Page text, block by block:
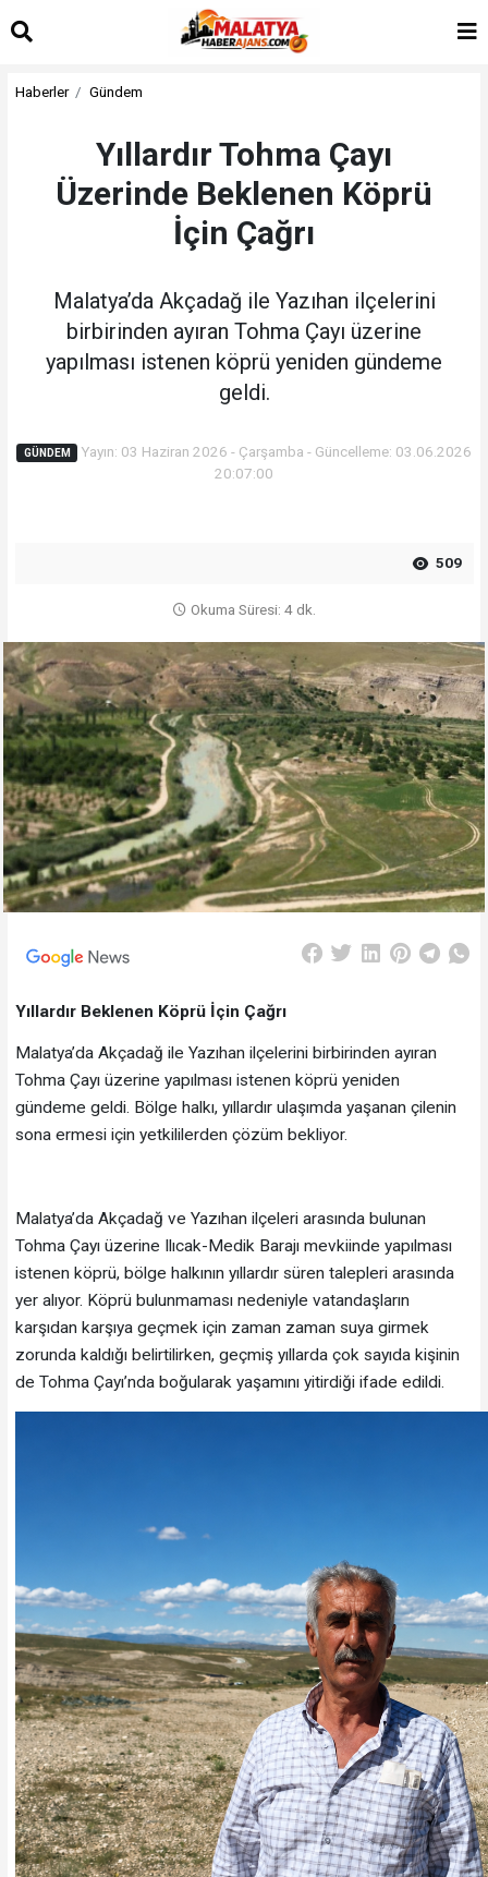
Haberler Gündem
Yıllardır Tohma Çayı
Üzerinde Beklenen Köprü
İçin Çağrı
Malatya’da Akçadağ ile Yazıhan ilçelerini
birbirinden ayıran Tohma Çayı üzerine
yapılması istenen köprü yeniden gündeme
geldi.
GÜNDEM
Yayın: 03 Haziran 2026 - Çarşamba - Güncelleme: 03.06.2026
20:07:00
509
Okuma Süresi: 4 dk.
Yıllardır Beklenen Köprü İçin Çağrı
Malatya’da Akçadağ ile Yazıhan ilçelerini birbirinden ayıran
Tohma Çayı üzerine yapılması istenen köprü yeniden
gündeme geldi. Bölge halkı, yıllardır ulaşımda yaşanan çilenin
sona ermesi için yetkililerden çözüm bekliyor.
Malatya’da Akçadağ ve Yazıhan ilçeleri arasında bulunan
Tohma Çayı üzerine Ilıcak-Medik Barajı mevkiinde yapılması
istenen köprü, bölge halkının yıllardır süren talepleri arasında
yer alıyor. Köprü bulunmaması nedeniyle vatandaşların
karşıdan karşıya geçmek için zaman zaman suya girmek
zorunda kaldığı belirtilirken, geçmiş yıllarda çok sayıda kişinin
de Tohma Çayı’nda boğularak yaşamını yitirdiği ifade edildi.